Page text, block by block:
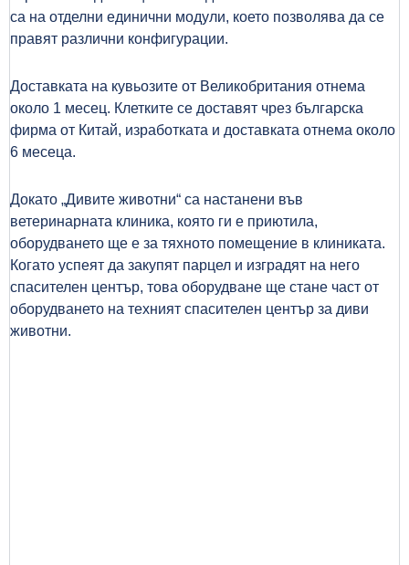
са на отделни единични модули, което позволява да се
правят различни конфигурации.
Доставката на кувьозите от Великобритания отнема
около 1 месец. Клетките се доставят чрез българска
фирма от Китай, изработката и доставката отнема около
6 месеца.
Докато „Дивите животни“ са настанени във
ветеринарната клиника, която ги е приютила,
оборудването ще е за тяхното помещение в клиниката.
Когато успеят да закупят парцел и изградят на него
спасителен център, това оборудване ще стане част от
оборудването на техният спасителен център за диви
животни.